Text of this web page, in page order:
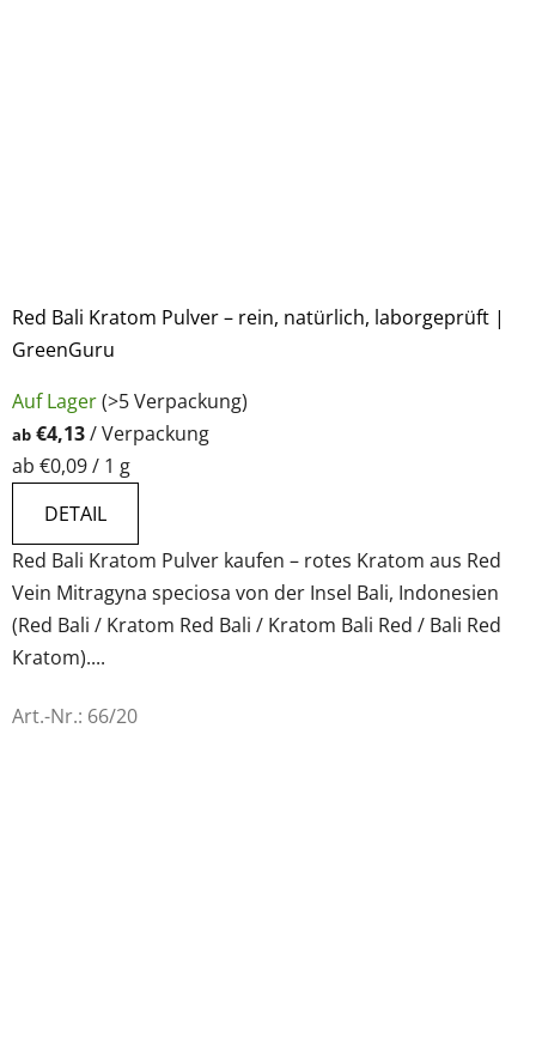
Red Bali Kratom Pulver – rein, natürlich, laborgeprüft |
GreenGuru
durchschnittliche
Produktbewertung
ist
von
5
Sternen.
Auf Lager(>5 Verpackung)
ab €4,13/ Verpackung
Verkaufspreis:
ab €0,09 / 1 g
DETAIL
Red Bali Kratom Pulver kaufen – rotes Kratom aus Red
Vein Mitragyna speciosa von der Insel Bali, Indonesien
(Red Bali / Kratom Red Bali / Kratom Bali Red / Bali Red
Kratom)....
Art.-Nr.: 66/20